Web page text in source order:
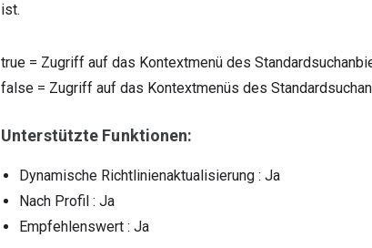
ist.
true = Zugriff auf das Kontextmenü des
false = Zugriff auf das Kontextmenüs des
Unterstützte Funktionen:
Dynamische Richtlinienaktualisierung : Ja
Nach Profil : Ja
Empfehlenswert : Ja